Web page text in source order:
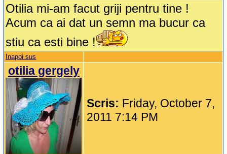
Otilia mi-am facut griji pentru tine !
Acum ca ai dat un semn ma bucur ca
stiu ca esti bine !
Inapoi sus
otilia gergely
Scris: Friday, October 7,
2011 7:14 PM